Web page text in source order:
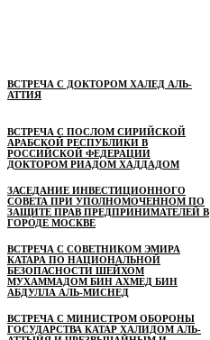
ВСТРЕЧА С ДОКТОРОМ ХАЛЕД АЛЬ-
АТТИЯ
ВСТРЕЧА С ПОСЛОМ СИРИЙСКОЙ
АРАБСКОЙ РЕСПУБЛИКИ В
РОССИЙСКОЙ ФЕДЕРАЦИИ
ДОКТОРОМ РИАДОМ ХАДДАДОМ
ЗАСЕДАНИЕ ИНВЕСТИЦИОННОГО
СОВЕТА ПРИ УПОЛНОМОЧЕННОМ ПО
ЗАЩИТЕ ПРАВ ПРЕДПРИНИМАТЕЛЕЙ В
ГОРОДЕ МОСКВЕ
ВСТРЕЧА С СОВЕТНИКОМ ЭМИРА
КАТАРА ПО НАЦИОНАЛЬНОЙ
БЕЗОПАСНОСТИ ШЕЙХОМ
МУХАММАДОМ БИН АХМЕД БИН
АБДУЛЛА АЛЬ-МИСНЕД
ВСТРЕЧА С МИНИСТРОМ ОБОРОНЫ
ГОСУДАРСТВА КАТАР ХАЛИДОМ АЛЬ-